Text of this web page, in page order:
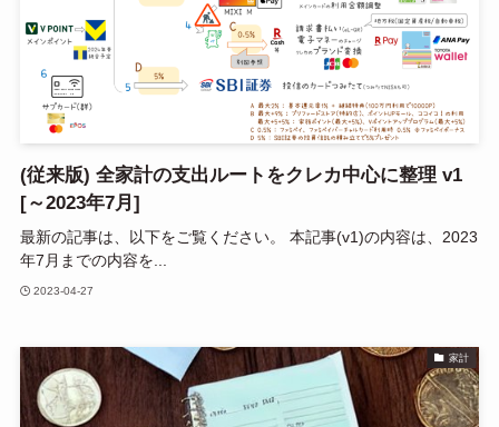
(従来版) 全家計の支出ルートをクレカ中心に整理 v1
[～2023年7月]
最新の記事は、以下をご覧ください。 本記事(v1)の内容は、2023
年7月までの内容を...
2023-04-27
家計